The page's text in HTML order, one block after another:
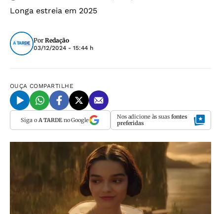
Longa estreia em 2025
Por Redação
03/12/2024 - 15:44 h
OUÇA COMPARTILHE
Siga o A TARDEno Google Nos adicione às suas fontes
preferidas